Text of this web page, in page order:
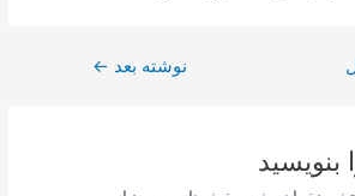
نوشته بعد ←
بنویسید